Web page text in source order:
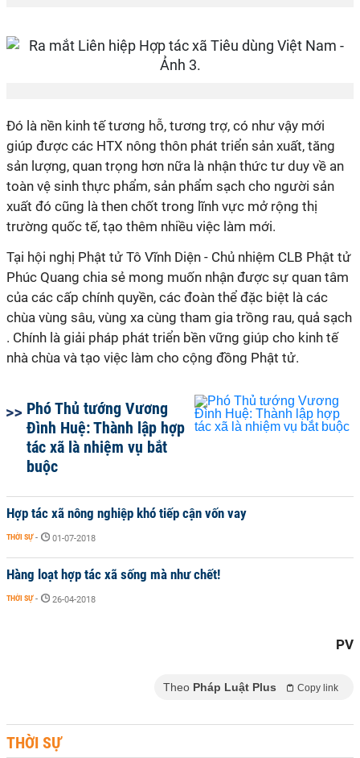
Đó là nền kinh tế tương hỗ, tương trợ, có như vậy mới
giúp được các HTX nông thôn phát triển sản xuất, tăng
sản lượng, quan trọng hơn nữa là nhận thức tư duy về an
toàn vệ sinh thực phẩm, sản phẩm sạch cho người sản
xuất đó cũng là then chốt trong lĩnh vực mở rộng thị
trường quốc tế, tạo thêm nhiều việc làm mới.
Tại hội nghị Phật tử Tô Vĩnh Diện - Chủ nhiệm CLB Phật tử
Phúc Quang chia sẻ mong muốn nhận được sự quan tâm
của các cấp chính quyền, các đoàn thể đặc biệt là các
chùa vùng sâu, vùng xa cùng tham gia trồng rau, quả sạch
. Chính là giải pháp phát triển bền vững giúp cho kinh tế
nhà chùa và tạo việc làm cho cộng đồng Phật tử.
Phó Thủ tướng Vương
Đình Huệ: Thành lập hợp
tác xã là nhiệm vụ bắt
buộc
Hợp tác xã nông nghiệp khó tiếp cận vốn vay
THỜI SỰ - 01-07-2018
Hàng loạt hợp tác xã sống mà như chết!
THỜI SỰ - 26-04-2018
PV
Theo Pháp Luật Plus Copy link
THỜI SỰ